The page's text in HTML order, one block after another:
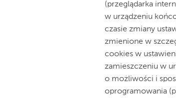
(przeglądarka
w urządzeniu
czasie zmiany
zmienione w
cookies w
zamieszczeniu w
o możliwości i
oprogramowania